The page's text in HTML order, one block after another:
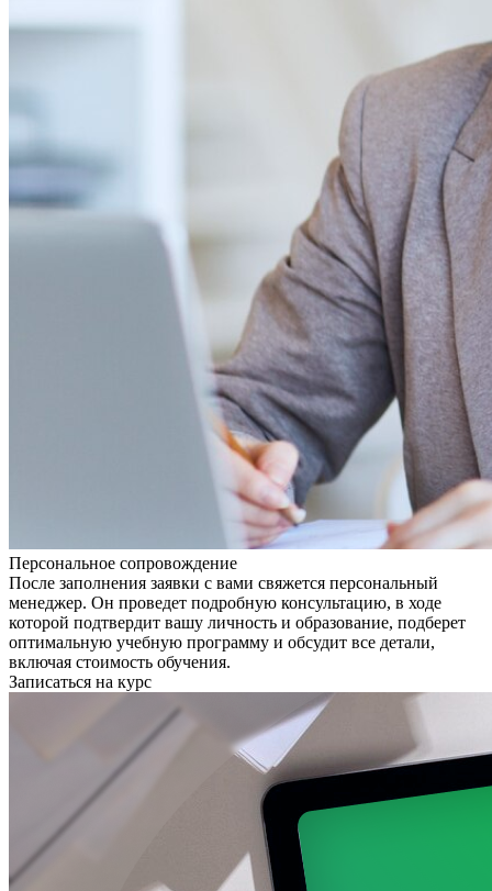
Персональное сопровождение
После заполнения заявки с вами свяжется персональный
менеджер. Он проведет подробную консультацию, в ходе
которой подтвердит вашу личность и образование, подберет
оптимальную учебную программу и обсудит все детали,
включая стоимость обучения.
Записаться на курс